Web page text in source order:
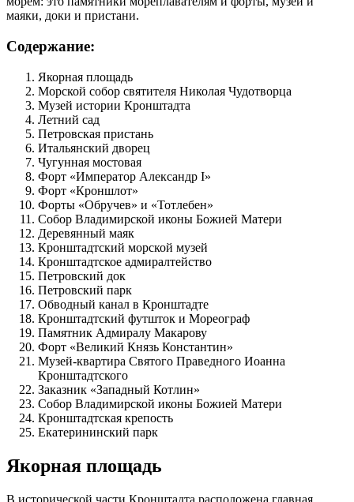
маяки, доки и пристани.
Содержание:
Якорная площадь
Морской собор святителя Николая Чудотворца
Музей истории Кронштадта
Летний сад
Петровская пристань
Итальянский дворец
Чугунная мостовая
Форт «Император Александр I»
Форт «Кроншлот»
Форты «Обручев» и «Тотлебен»
Собор Владимирской иконы Божией Матери
Деревянный маяк
Кронштадтский морской музей
Кронштадтское адмиралтейство
Петровский док
Петровский парк
Обводный канал в Кронштадте
Кронштадтский футшток и Мореограф
Памятник Адмиралу Макарову
Форт «Великий Князь Константин»
Музей-квартира Святого Праведного Иоанна
Кронштадтского
Заказник «Западный Котлин»
Собор Владимирской иконы Божией Матери
Кронштадтская крепость
Екатерининский парк
Якорная площадь
В исторической части Кронштадта расположена главная